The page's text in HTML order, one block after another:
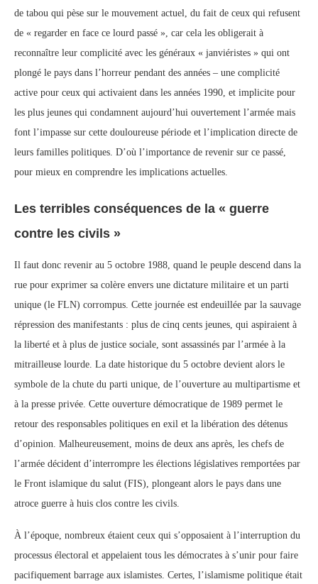
de tabou qui pèse sur le mouvement actuel, du fait de ceux qui refusent
de « regarder en face ce lourd passé », car cela les obligerait à
reconnaître leur complicité avec les généraux « janviéristes » qui ont
plongé le pays dans l’horreur pendant des années – une complicité
active pour ceux qui activaient dans les années 1990, et implicite pour
les plus jeunes qui condamnent aujourd’hui ouvertement l’armée mais
font l’impasse sur cette douloureuse période et l’implication directe de
leurs familles politiques. D’où l’importance de revenir sur ce passé,
pour mieux en comprendre les implications actuelles.
Les terribles conséquences de la « guerre
contre les civils »
Il faut donc revenir au 5 octobre 1988, quand le peuple descend dans la
rue pour exprimer sa colère envers une dictature militaire et un parti
unique (le FLN) corrompus. Cette journée est endeuillée par la sauvage
répression des manifestants : plus de cinq cents jeunes, qui aspiraient à
la liberté et à plus de justice sociale, sont assassinés par l’armée à la
mitrailleuse lourde. La date historique du 5 octobre devient alors le
symbole de la chute du parti unique, de l’ouverture au multipartisme et
à la presse privée. Cette ouverture démocratique de 1989 permet le
retour des responsables politiques en exil et la libération des détenus
d’opinion. Malheureusement, moins de deux ans après, les chefs de
l’armée décident d’interrompre les élections législatives remportées par
le Front islamique du salut (FIS), plongeant alors le pays dans une
atroce guerre à huis clos contre les civils.
À l’époque, nombreux étaient ceux qui s’opposaient à l’interruption du
processus électoral et appelaient tous les démocrates à s’unir pour faire
pacifiquement barrage aux islamistes. Certes, l’islamisme politique était